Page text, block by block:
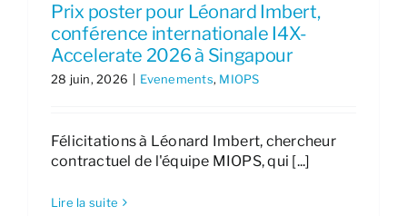
Prix poster pour Léonard Imbert,
conférence internationale I4X-
Accelerate 2026 à Singapour
28 juin, 2026 Evenements, MIOPS
Félicitations à Léonard Imbert, chercheur
contractuel de l'équipe MIOPS, qui [...]
Lire la suite